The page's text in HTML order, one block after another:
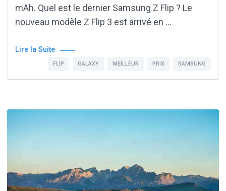
mAh. Quel est le dernier Samsung Z Flip ? Le
nouveau modèle Z Flip 3 est arrivé en …
Lire la Suite
FLIP GALAXY MEILLEUR PRIX SAMSUNG